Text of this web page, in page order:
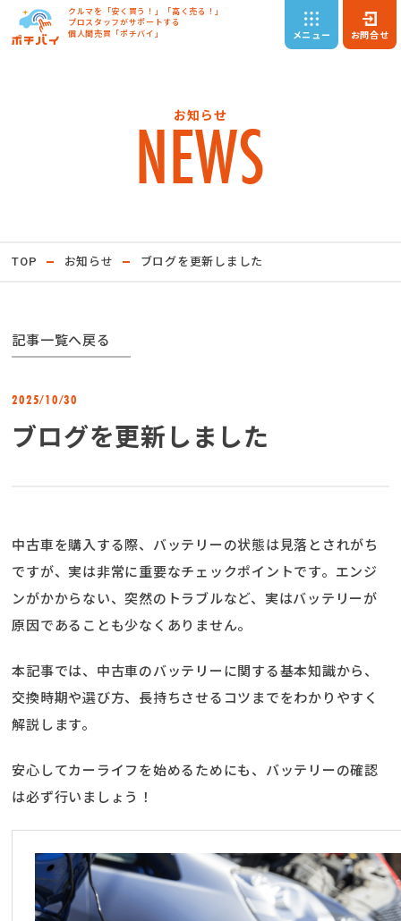
クルマを「安く買う！」「高く売る！」
プロスタッフがサポートする
個人間売買「ポチバイ」 メニュー お問合せ
お知らせ
NEWS
TOP お知らせ ブログを更新しました
記事一覧へ戻る
2025/10/30
ブログを更新しました
中古車を購入する際、バッテリーの状態は見落とされがち
ですが、実は非常に重要なチェックポイントです。エンジ
ンがかからない、突然のトラブルなど、実はバッテリーが
原因であることも少なくありません。
本記事では、中古車のバッテリーに関する基本知識から、
交換時期や選び方、長持ちさせるコツまでをわかりやすく
解説します。
安心してカーライフを始めるためにも、バッテリーの確認
は必ず行いましょう！